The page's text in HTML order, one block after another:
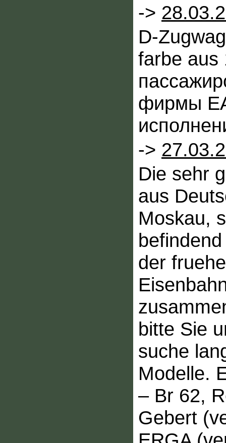
->
D-
farbe
фирмы
->
Die sehr
aus
Moskau,
der
bitte Sie
suche
Modelle.
– Br 62,
Gebert